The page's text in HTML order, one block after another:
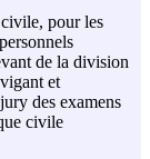
pour les
de la division
et
des examens
civile